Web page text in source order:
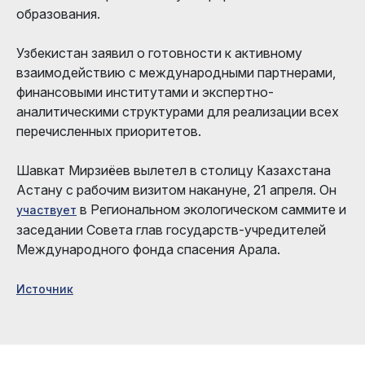
образования.
Узбекистан заявил о готовности к активному
взаимодействию с международными партнерами,
финансовыми институтами и экспертно-
аналитическими структурами для реализации всех
перечисленных приоритетов.
Шавкат Мирзиёев вылетел в столицу Казахстана
Астану с рабочим визитом накануне, 21 апреля. Он
участвует в Региональном экологическом саммите и
заседании Совета глав государств-учредителей
Международного фонда спасения Арала.
Источник